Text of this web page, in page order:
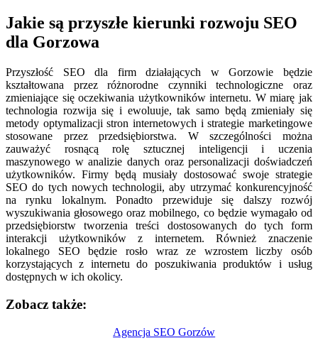
Jakie są przyszłe kierunki rozwoju SEO
dla Gorzowa
Przyszłość SEO dla firm działających w Gorzowie będzie
kształtowana przez różnorodne czynniki technologiczne oraz
zmieniające się oczekiwania użytkowników internetu. W miarę jak
technologia rozwija się i ewoluuje, tak samo będą zmieniały się
metody optymalizacji stron internetowych i strategie marketingowe
stosowane przez przedsiębiorstwa. W szczególności można
zauważyć rosnącą rolę sztucznej inteligencji i uczenia
maszynowego w analizie danych oraz personalizacji doświadczeń
użytkowników. Firmy będą musiały dostosować swoje strategie
SEO do tych nowych technologii, aby utrzymać konkurencyjność
na rynku lokalnym. Ponadto przewiduje się dalszy rozwój
wyszukiwania głosowego oraz mobilnego, co będzie wymagało od
przedsiębiorstw tworzenia treści dostosowanych do tych form
interakcji użytkowników z internetem. Również znaczenie
lokalnego SEO będzie rosło wraz ze wzrostem liczby osób
korzystających z internetu do poszukiwania produktów i usług
dostępnych w ich okolicy.
Zobacz także:
Agencja SEO Gorzów